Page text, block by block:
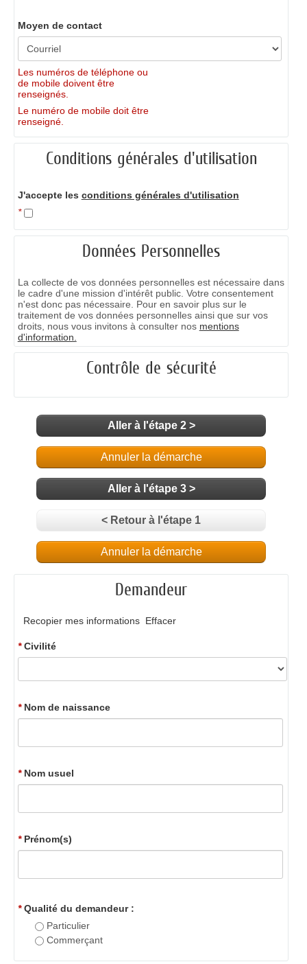
Moyen de contact
Les numéros de téléphone ou
de mobile doivent être
renseignés.
Le numéro de mobile doit être
renseigné.
Conditions générales d'utilisation
J'accepte les conditions générales d'utilisation
*
Données Personnelles
La collecte de vos données personnelles est nécessaire dans
le cadre d'une mission d'intérêt public. Votre consentement
n'est donc pas nécessaire. Pour en savoir plus sur le
traitement de vos données personnelles ainsi que sur vos
droits, nous vous invitons à consulter nos mentions
d'information.
Contrôle de sécurité
Aller à l'étape 2 >
Annuler la démarche
Aller à l'étape 3 >
< Retour à l'étape 1
Annuler la démarche
Demandeur
Recopier mes informations Effacer
*Civilité
*Nom de naissance
*Nom usuel
*Prénom(s)
*Qualité du demandeur :
Particulier
Commerçant